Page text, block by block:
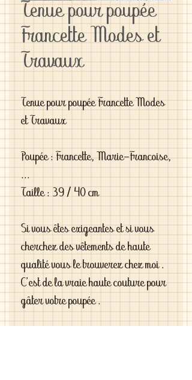
Tenue pour poupée
Francette Modes et
Travaux
Tenue pour poupée Francette Modes
et Travaux
Poupée : Francette, Marie-Francoise,
...
Taille : 39 / 40 cm
Si vous êtes exigeantes et si vous
cherchez des vêtements de haute
qualité vous le trouverez chez moi .
C'est de la vraie haute couture pour
gâter votre poupée .